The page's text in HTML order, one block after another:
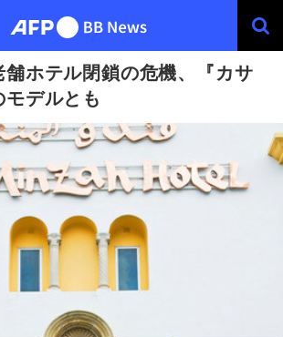
舗ホテル閉鎖の危機、『カサ
デルとも